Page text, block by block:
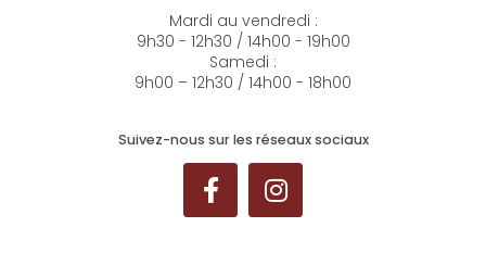
Mardi au vendredi :
9h30 - 12h30 / 14h00 - 19h00
Samedi :
9h00 – 12h30 / 14h00 - 18h00
Suivez-nous sur les réseaux sociaux